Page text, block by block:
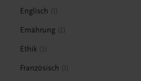
Englisch 1
Ernährung 2
Ethik 5
Französisch 1